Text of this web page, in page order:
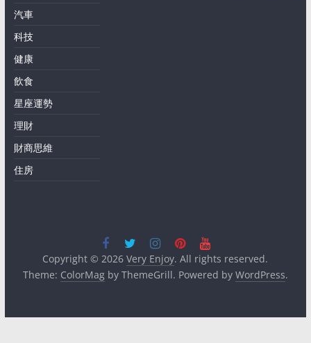
汽車
科技
健康
飲食
星座運勢
理財
財商思維
住房
Copyright © 2026Very Enjoy. All rights reserved.
Theme: ColorMagby ThemeGrill. Powered by WordPress.